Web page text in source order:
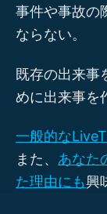
事件や事故の
ならない。
既存の出来事
めに出来事を
一般的な
また、 あなた
た理由にも興